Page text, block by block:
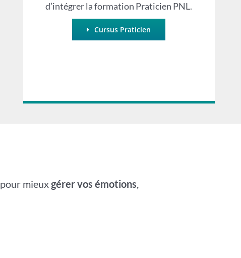
d’intégrer la formation Praticien PNL.
Cursus Praticien
pour mieuxgérer vos émotions,